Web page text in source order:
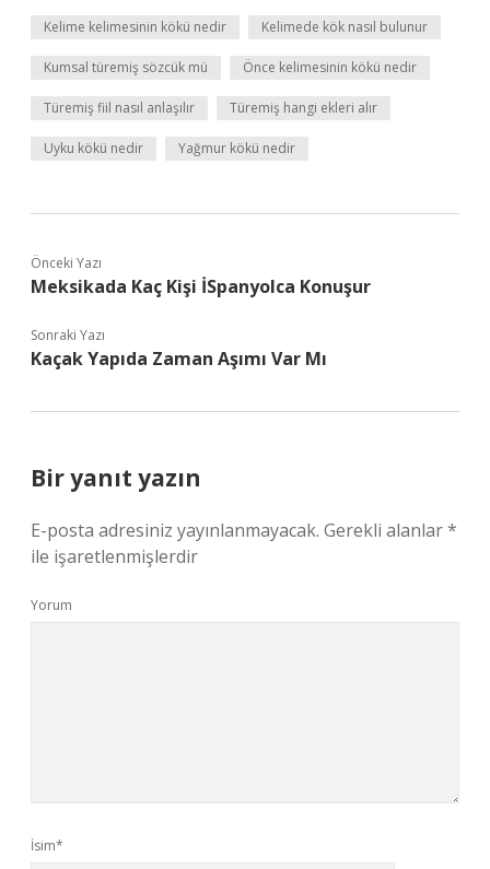
Kelime kelimesinin kökü nedir Kelimede kök nasıl bulunur
Kumsal türemiş sözcük mü Önce kelimesinin kökü nedir
Türemiş fiil nasıl anlaşılır Türemiş hangi ekleri alır
Uyku kökü nedir Yağmur kökü nedir
Önceki Yazı
Meksikada Kaç Kişi İSpanyolca Konuşur
Sonraki Yazı
Kaçak Yapıda Zaman Aşımı Var Mı
Bir yanıt yazın
E-posta adresiniz yayınlanmayacak. Gerekli alanlar*
ile işaretlenmişlerdir
Yorum
İsim*